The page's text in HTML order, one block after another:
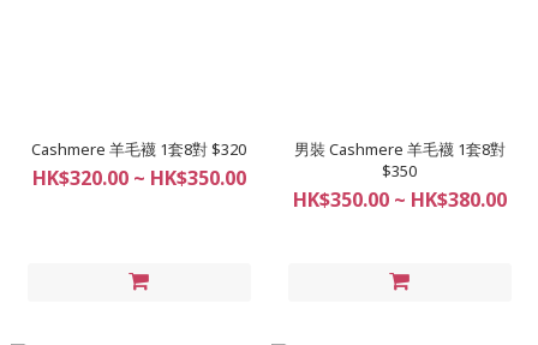
Cashmere 羊毛襪 1套8對 $320
HK$320.00 ~ HK$350.00
男裝 Cashmere 羊毛襪 1套8對
$350
HK$350.00 ~ HK$380.00